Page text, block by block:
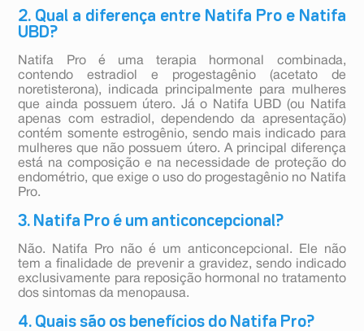
2. Qual a diferença entre Natifa Pro e Natifa
UBD?
Natifa Pro é uma terapia hormonal combinada,
contendo estradiol e progestagênio (acetato de
noretisterona), indicada principalmente para mulheres
que ainda possuem útero. Já o Natifa UBD (ou Natifa
apenas com estradiol, dependendo da apresentação)
contém somente estrogênio, sendo mais indicado para
mulheres que não possuem útero. A principal diferença
está na composição e na necessidade de proteção do
endométrio, que exige o uso do progestagênio no Natifa
Pro.
3. Natifa Pro é um anticoncepcional?
Não. Natifa Pro não é um anticoncepcional. Ele não
tem a finalidade de prevenir a gravidez, sendo indicado
exclusivamente para reposição hormonal no tratamento
dos sintomas da menopausa.
4. Quais são os benefícios do Natifa Pro?